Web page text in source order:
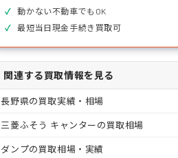
動かない不動車でもOK
最短当日現金手続き買取可
関連する買取情報を見る
長野県の買取実績・相場
三菱ふそう キャンターの買取相場
ダンプの買取相場・実績